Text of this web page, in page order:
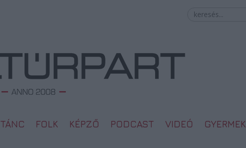
TÁNC FOLK KÉPZŐ PODCAST VIDEÓ GYERMEK